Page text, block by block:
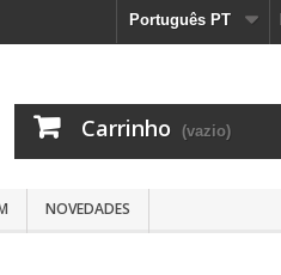
Português PT
Carrinho (vazio)
NOVEDADES